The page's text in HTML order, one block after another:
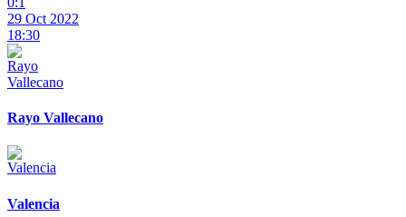
29 Oct 2022
18:30
Rayo Vallecano
Valencia